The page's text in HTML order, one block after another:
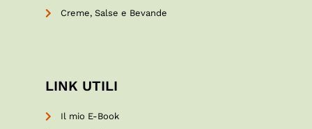
Creme, Salse e Bevande
LINK UTILI
Il mio E-Book